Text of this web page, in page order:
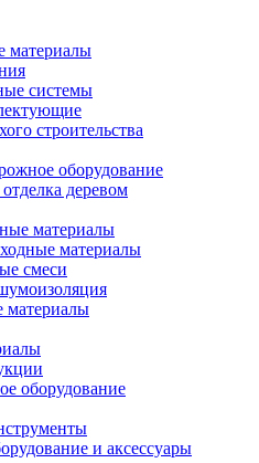
материалы
системы
строительства
оборудование
деревом
материалы
материалы
смеси
материалы
оборудование
и аксессуары